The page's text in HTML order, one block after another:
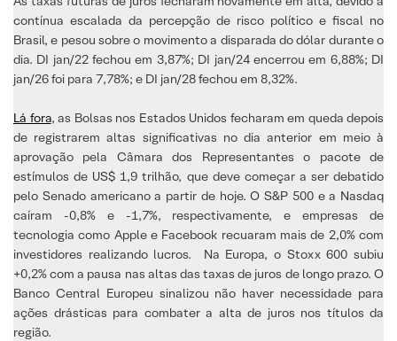
contínua escalada da percepção de risco político e fiscal no
Brasil, e pesou sobre o movimento a disparada do dólar durante o
dia. DI jan/22 fechou em 3,87%; DI jan/24 encerrou em 6,88%; DI
jan/26 foi para 7,78%; e DI jan/28 fechou em 8,32%.
Lá fora, as Bolsas nos Estados Unidos fecharam em queda depois
de registrarem altas significativas no dia anterior em meio à
aprovação pela Câmara dos Representantes o pacote de
estímulos de US$ 1,9 trilhão, que deve começar a ser debatido
pelo Senado americano a partir de hoje. O S&P 500 e a Nasdaq
caíram -0,8% e -1,7%, respectivamente, e empresas de
tecnologia como Apple e Facebook recuaram mais de 2,0% com
investidores realizando lucros. Na Europa, o Stoxx 600 subiu
+0,2% com a pausa nas altas das taxas de juros de longo prazo. O
Banco Central Europeu sinalizou não haver necessidade para
ações drásticas para combater a alta de juros nos títulos da
região.